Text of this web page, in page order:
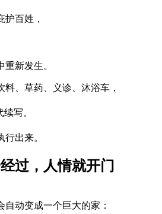
百姓，
新发生。
、草药、义诊、沐浴车，
写。
出来。
过，人情就开门
动变成一个巨大的家：